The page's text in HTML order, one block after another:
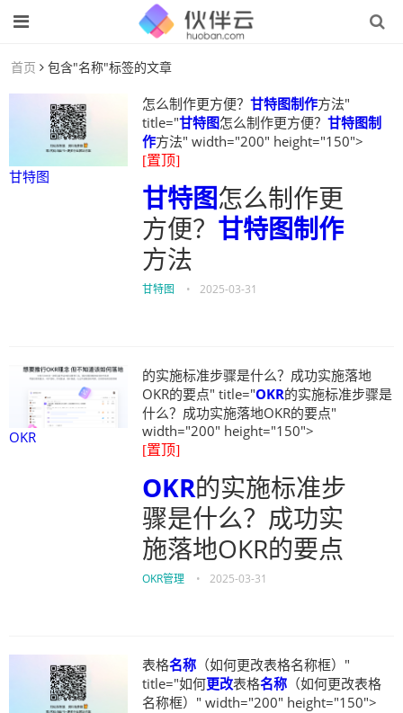
首页 包含"名称"标签的文章
甘特图
怎么制作更方便？ 甘特图制作方法"
title="甘特图怎么制作更方便？ 甘特图制
作方法" width="200" height="150">
[置顶]
甘特图怎么制作更
方便？ 甘特图制作
方法
甘特图 • 2025-03-31
OKR
的实施标准步骤是什么？成功实施落地
OKR的要点" title="OKR的实施标准步骤是
什么？成功实施落地OKR的要点"
width="200" height="150">
[置顶]
OKR的实施标准步
骤是什么？成功实
施落地OKR的要点
OKR管理 • 2025-03-31
表格名称 （如何更改表格名称框）"
title="如何更改表格名称 （如何更改表格
名称框）" width="200" height="150">